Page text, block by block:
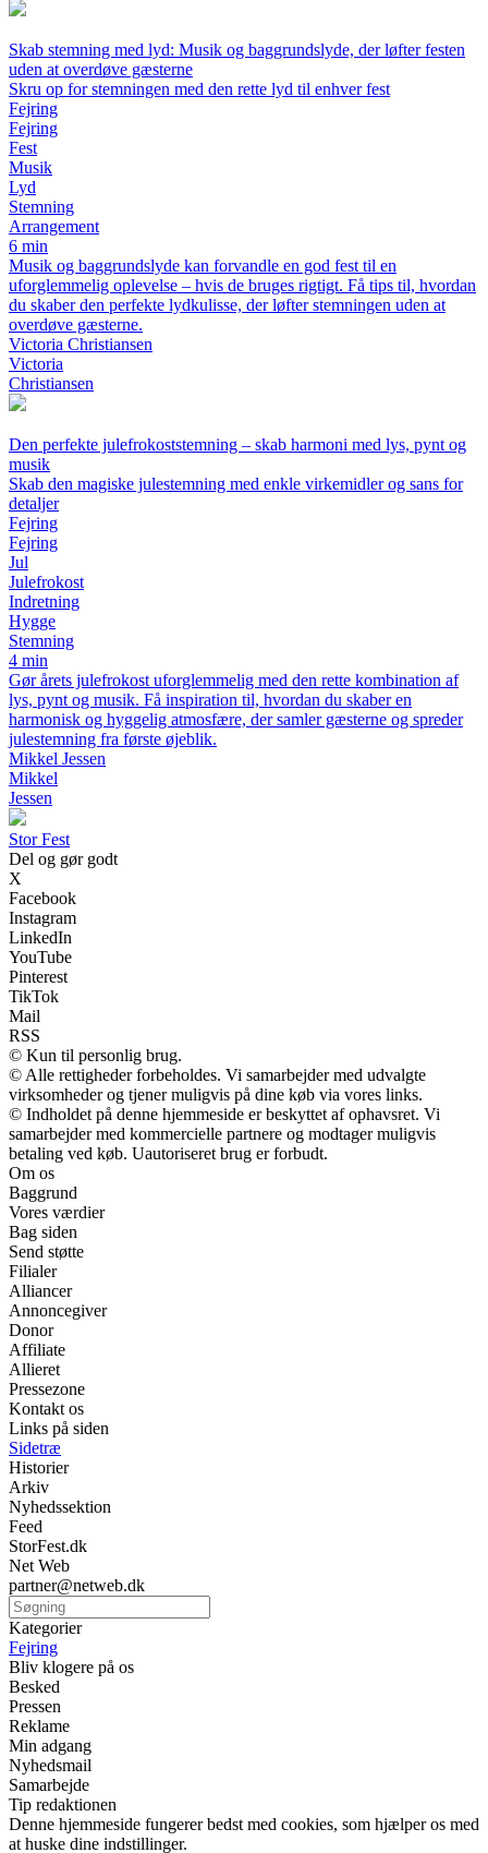
Skab stemning med lyd: Musik og baggrundslyde, der løfter festen
uden at overdøve gæsterne
Skru op for stemningen med den rette lyd til enhver fest
Fejring
Fejring
Fest
Musik
Lyd
Stemning
Arrangement
6 min
Musik og baggrundslyde kan forvandle en god fest til en
uforglemmelig oplevelse – hvis de bruges rigtigt. Få tips til, hvordan
du skaber den perfekte lydkulisse, der løfter stemningen uden at
overdøve gæsterne.
Victoria Christiansen
Victoria
Christiansen
Den perfekte julefrokoststemning – skab harmoni med lys, pynt og
musik
Skab den magiske julestemning med enkle virkemidler og sans for
detaljer
Fejring
Fejring
Jul
Julefrokost
Indretning
Hygge
Stemning
4 min
Gør årets julefrokost uforglemmelig med den rette kombination af
lys, pynt og musik. Få inspiration til, hvordan du skaber en
harmonisk og hyggelig atmosfære, der samler gæsterne og spreder
julestemning fra første øjeblik.
Mikkel Jessen
Mikkel
Jessen
StorFest
Del og gør godt
X
Facebook
Instagram
LinkedIn
YouTube
Pinterest
TikTok
Mail
RSS
© Kun til personlig brug.
© Alle rettigheder forbeholdes. Vi samarbejder med udvalgte
virksomheder og tjener muligvis på dine køb via vores links.
© Indholdet på denne hjemmeside er beskyttet af ophavsret. Vi
samarbejder med kommercielle partnere og modtager muligvis
betaling ved køb. Uautoriseret brug er forbudt.
Om os
Baggrund
Vores værdier
Bag siden
Send støtte
Filialer
Alliancer
Annoncegiver
Donor
Affiliate
Allieret
Pressezone
Kontakt os
Links på siden
Sidetræ
Historier
Arkiv
Nyhedssektion
Feed
StorFest.dk
Net Web
partner@netweb.dk
Kategorier
Fejring
Bliv klogere på os
Besked
Pressen
Reklame
Min adgang
Nyhedsmail
Samarbejde
Tip redaktionen
Denne hjemmeside fungerer bedst med cookies, som hjælper os med
at huske dine indstillinger.